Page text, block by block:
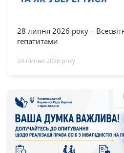
28 липня 2026 року –
гепатитами
24 Липня 2026 року